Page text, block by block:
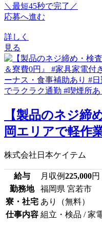
＼最短45秒で完了／
応募へ進む
詳しく
見る
【製品のネジ締
岡エリアで軽作
株式会社日本ケイテム
給与 月収例225,000円
勤務地
福岡県 宮若市
寮・社宅 あり（無料）
仕事内容 組立・検品 / 家